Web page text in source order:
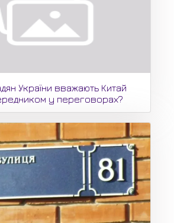
України вважають Китай
у переговорах?